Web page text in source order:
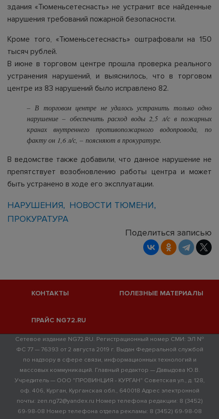
здания «Тюменьсетеснасть» не устранит все найденные
нарушения требований пожарной безопасности.
Кроме того, «Тюменьсетеснасть» оштрафовали на 150
тысяч рублей.
В июне в торговом центре прошла проверка реального
устранения нарушений, и выяснилось, что в торговом
центре из 83 нарушений было исправлено 82.
–В торговом центре не удалось устранить только одно
нарушение – обеспечить расход воды 2,5 л/с в пожарных
кранах внутреннего противопожарного водопровода, по
факту он 1,6 л/с, – поясняют в прокуратуре.
В ведомстве также добавили, что данное нарушение не
препятствует возобновлению работы центра и может
быть устранено в ходе его эксплуатации.
НАРУШЕНИЯ
НОВОСТИ ТЮМЕНИ
ПРОКУРАТУРА
Поделиться записью
КОНТАКТЫ ПОЛЕЗНЫЕ МАТЕРИАЛЫ
ПРАЙС NG72.RU
Сетевое издание NG72.RU. Регистрационный номер СМИ: ЭЛ №
ФС 77 — 76393 от 2 августа 2019 г. Выдан Федеральной службой
по надзору в сфере связи, информационных технологий и
массовых коммуникаций. Главный редактор — Давыдова Ю.В.
Учредитель — ООО "ПРОВИНЦИЯ - КУРГАН" Советская ул., д. 128,
оф. 406, Курган, Курганская обл., 640018 Адрес электронной
почты: zen.ng72@yandex.ru Номер телефона редакции: 8 (3452)
69-98-08 Номер телефона отдела рекламы: 8 (3452) 69-98-08